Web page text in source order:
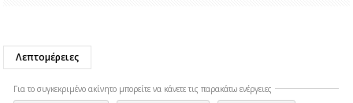
Λεπτομέρειες
Για το συγκεκριμένo ακίνητο μπορείτε να κάνετε τις παρακάτω ενέργειες